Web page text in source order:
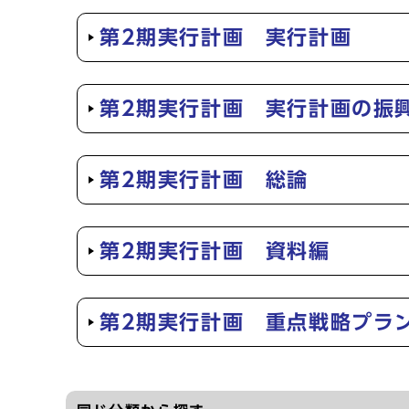
第2期実行計画 実行計画
第2期実行計画 実行計画の振
第2期実行計画 総論
第2期実行計画 資料編
第2期実行計画 重点戦略プラ